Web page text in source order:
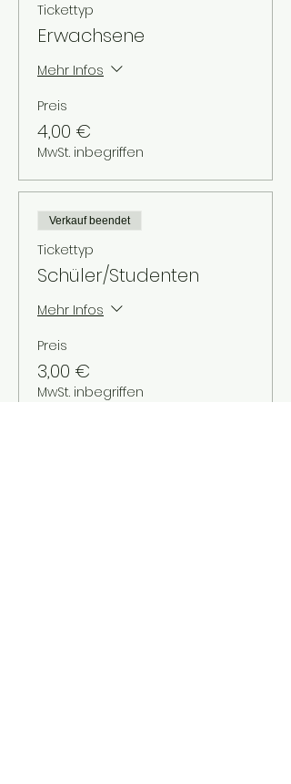
Tickettyp
Erwachsene
Mehr Infos
Preis
4,00 €
MwSt. inbegriffen
Verkauf beendet
Tickettyp
Schüler/Studenten
Mehr Infos
Preis
3,00 €
MwSt. inbegriffen